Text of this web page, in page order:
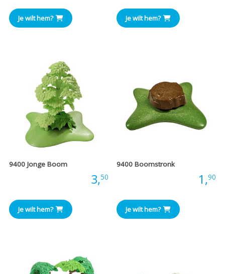
Je wilt hem? Je wilt hem?
9400 Jonge Boom
3,50
Je wilt hem?
9400 Boomstronk
1,90
Je wilt hem?